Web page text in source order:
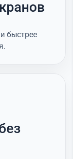
быстрее